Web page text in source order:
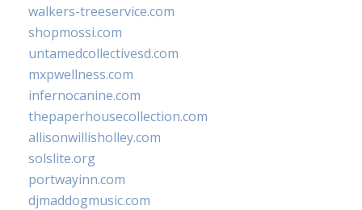
walkers-treeservice.com
shopmossi.com
untamedcollectivesd.com
mxpwellness.com
infernocanine.com
thepaperhousecollection.com
allisonwillisholley.com
solslite.org
portwayinn.com
djmaddogmusic.com